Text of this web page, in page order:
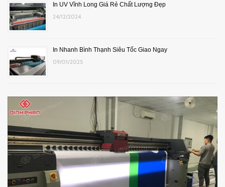
In UV Vĩnh Long Giá Rẻ Chất Lượng Đẹp
24/12/2024
In Nhanh Bình Thạnh Siêu Tốc Giao Ngay
09/01/2025